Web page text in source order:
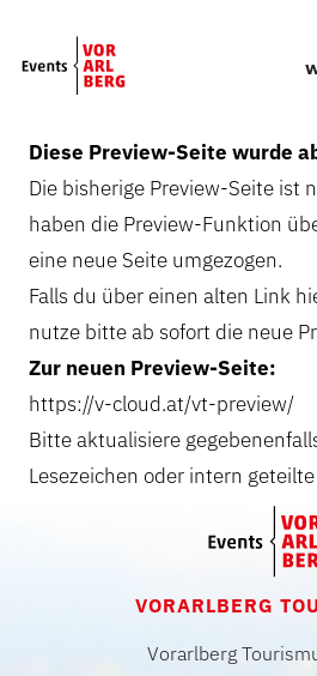
Diese Preview-Seite wurde
Die bisherige Preview-Seite ist
haben die Preview-Funktion
eine neue Seite umgezogen.
Falls du über einen alten Link
nutze bitte ab sofort die neue
Zur neuen Preview-Seite:
https://v-cloud.at/vt-preview/
Bitte aktualisiere
Lesezeichen oder intern
VORARLBERG
Vorarlberg